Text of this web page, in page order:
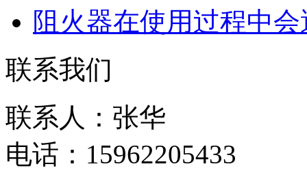
阻火器在使用过程中
联系我们
联系人：张华
电话：15962205433